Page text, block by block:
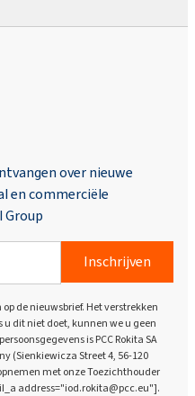
over nieuwe
en commerciële
Group
Inschrijven
de nieuwsbrief. Het verstrekken
dit niet doet, kunnen we u geen
is PCC Rokita SA
(Sienkiewicza Street 4, 56-120
met onze Toezichthouder
address="iod.rokita@pcc.eu"].